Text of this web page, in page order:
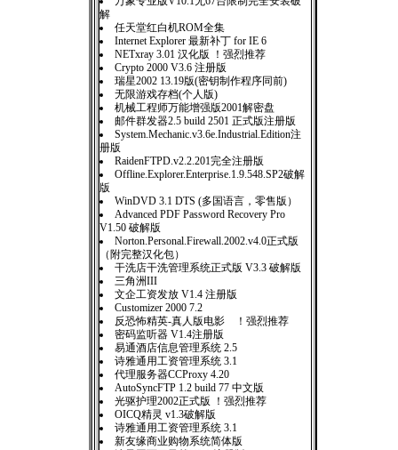
解
任天堂红白机ROM全集
Internet Explorer 最新补丁 for IE 6
NETxray 3.01 汉化版 ！强烈推荐
Crypto 2000 V3.6 注册版
瑞星2002 13.19版(密钥制作程序同前)
无限游戏存档(个人版)
机械工程师万能增强版2001解密盘
邮件群发器2.5 build 2501 正式版注册版
System.Mechanic.v3.6e.Industrial.Edition注
册版
RaidenFTPD.v2.2.201完全注册版
Offline.Explorer.Enterprise.1.9.548.SP2破解
版
WinDVD 3.1 DTS (多国语言，零售版）
Advanced PDF Password Recovery Pro
V1.50 破解版
Norton.Personal.Firewall.2002.v4.0正式版
（附完整汉化包）
干洗店干洗管理系统正式版 V3.3 破解版
三角洲III
文企工资发放 V1.4 注册版
Customizer 2000 7.2
反恐怖精英-真人版电影 ！强烈推荐
密码监听器 V1.4注册版
易通酒店信息管理系统 2.5
诗雅通用工资管理系统 3.1
代理服务器CCProxy 4.20
AutoSyncFTP 1.2 build 77 中文版
光驱护理2002正式版 ！强烈推荐
OICQ精灵 v1.3破解版
诗雅通用工资管理系统 3.1
新友缘商业购物系统简体版